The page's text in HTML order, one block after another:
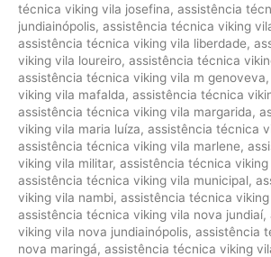
técnica viking vila josefina, assistência
jundiainópolis, assistência técnica viking
assistência técnica viking vila liberdade,
viking vila loureiro, assistência técnica
assistência técnica viking vila m genoveva,
viking vila mafalda, assistência técnica
assistência técnica viking vila margarida,
viking vila maria luíza, assistência técnica
assistência técnica viking vila marlene,
viking vila militar, assistência técnica
assistência técnica viking vila municipal,
viking vila nambi, assistência técnica
assistência técnica viking vila nova jundiaí,
viking vila nova jundiainópolis, assistência
nova maringá, assistência técnica viking